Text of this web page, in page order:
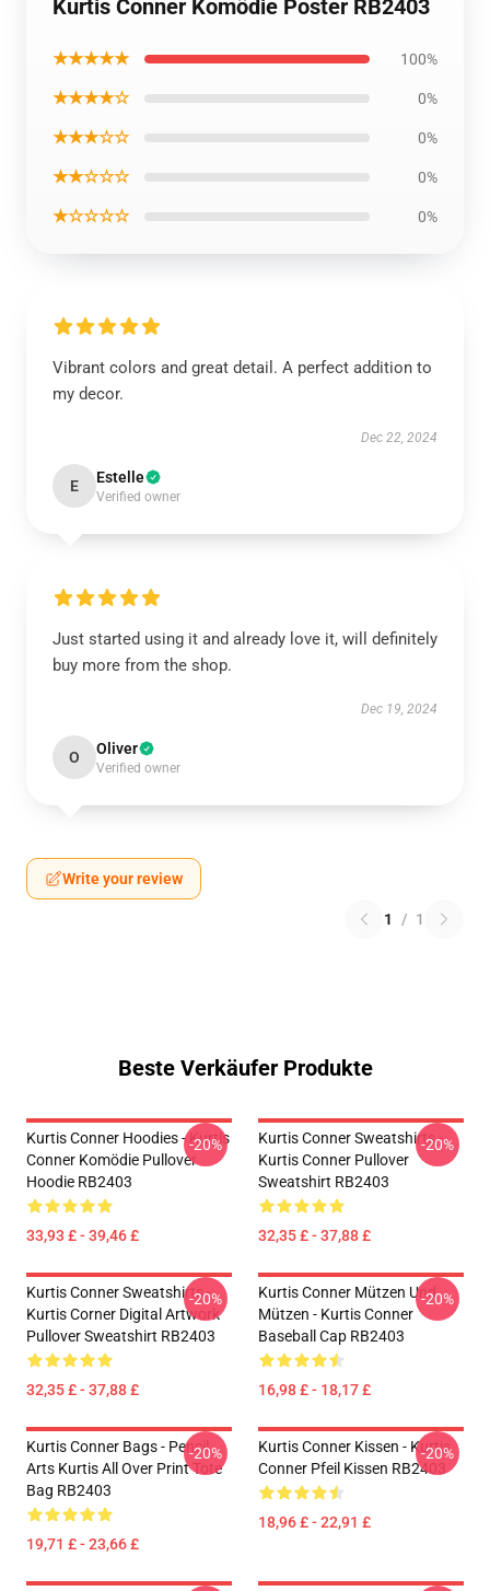
Kurtis Conner Komödie Poster RB2403
★★★★★ 100%
★★★★☆ 0%
★★★☆☆ 0%
★★☆☆☆ 0%
★☆☆☆☆ 0%
Vibrant colors and great detail. A perfect addition to
my decor.
Dec 22, 2024
E Estelle
Verified owner
Just started using it and already love it, will definitely
buy more from the shop.
Dec 19, 2024
O Oliver
Verified owner
Write your review
1 / 1
Beste Verkäufer Produkte
Kurtis Conner Hoodies - Kurtis
Conner Komödie Pullover
Hoodie RB2403
33,93 £ - 39,46 £
-20%
Kurtis Conner Sweatshirts -
Kurtis Conner Pullover
Sweatshirt RB2403
32,35 £ - 37,88 £
-20%
Kurtis Conner Sweatshirts -
Kurtis Corner Digital Artwork
Pullover Sweatshirt RB2403
32,35 £ - 37,88 £
-20%
Kurtis Conner Mützen Und
Mützen - Kurtis Conner
Baseball Cap RB2403
16,98 £ - 18,17 £
-20%
Kurtis Conner Bags - Pencil
Arts Kurtis All Over Print Tote
Bag RB2403
19,71 £ - 23,66 £
-20%
Kurtis Conner Kissen - Kurtis
Conner Pfeil Kissen RB2403
18,96 £ - 22,91 £
-20%